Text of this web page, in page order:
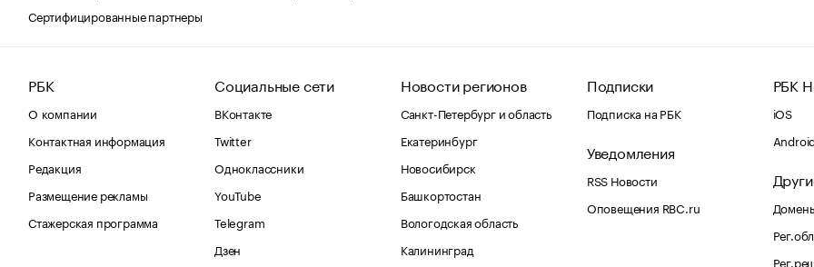
Сертифицированные партнеры
РБК
О компании
Контактная информация
Редакция
Размещение рекламы
Стажерская программа
Социальные сети
ВКонтакте
Twitter
Одноклассники
YouTube
Telegram
Дзен
Новости регионов
Санкт-Петербург и область
Екатеринбург
Новосибирск
Башкортостан
Вологодская область
Калининград
Подписки
Подписка на РБК
Уведомления
RSS Новости
Оповещения RBC.ru
РБК
iOS